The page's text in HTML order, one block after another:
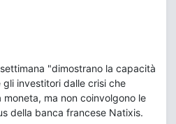
"dimostrano la capacità
investitori dalle crisi che
ma non coinvolgono le
della banca francese Natixis.